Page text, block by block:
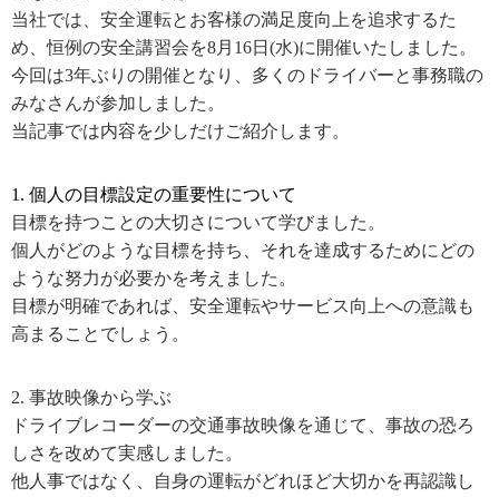
当社では、安全運転とお客様の満足度向上を追求するた
め、恒例の安全講習会を8月16日(水)に開催いたしました。
今回は3年ぶりの開催となり、多くのドライバーと事務職の
みなさんが参加しました。
当記事では内容を少しだけご紹介します。
1. 個人の目標設定の重要性について
目標を持つことの大切さについて学びました。
個人がどのような目標を持ち、それを達成するためにどの
ような努力が必要かを考えました。
目標が明確であれば、安全運転やサービス向上への意識も
高まることでしょう。
2. 事故映像から学ぶ
ドライブレコーダーの交通事故映像を通じて、事故の恐ろ
しさを改めて実感しました。
他人事ではなく、自身の運転がどれほど大切かを再認識し